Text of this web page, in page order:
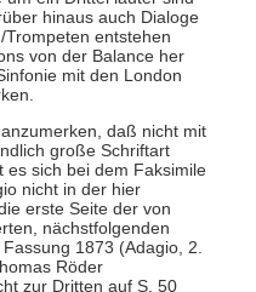
hinaus auch Dialoge
entstehen
von der Balance her
mit den London
daß nicht mit
große Schriftart
es sich bei dem Faksimile
nicht in der hier
erste Seite der von
nächstfolgenden
1873 (Adagio, 2.
Röder
zur Dritten auf S. 50